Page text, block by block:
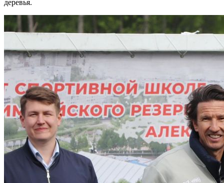
деревья.